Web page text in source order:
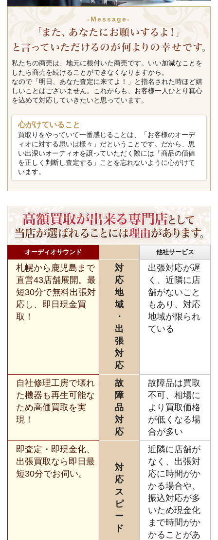
-Message-
私たちの商売は、地元に根付いた商売です。いい加減なことを
したら商売を続けることができなくなりますから。
なので「明日、あなた査定に来てよ！」と指名された時ほど嬉
しいことはございません。これからも、お客様一人ひとり真心
を込めて対応していきたいと思っています。
心がけていること
買取りをやっていて一番感じることは、「お客様のオーデ
ィオに対する思いは様々」だということです。だから、思
い出深いオーディオを譲っていただく際には「商品の価値
を正しく判断し査定する」ことを忘れないように心がけて
います。
オーディオサウンド 他社サービス
札幌から鹿児島まで
直営43店舗展開。最
短30分で無料出張対
応し、即日現金買
取！
対
応
地
域
・
出
張
対
応
出張対応が遅
く、近隣に店
舗がないこと
もあり、対応
地域が限られ
ている
自社修理工房で壊れ
た機器も再生可能な
ため高価買取を実
現！
故
障
品
対
応
故障品は買取
不可、相場に
より買取価格
が低くなる場
合が多い
即査定・即現金化、
出張買取なら即日最
短30分でお伺い。
対
応
ス
ピ
ー
ド
近隣に店舗が
なく、出張対
応に時間がか
かる場合や、
振込対応が多
いため現金化
まで時間がか
かることがあ